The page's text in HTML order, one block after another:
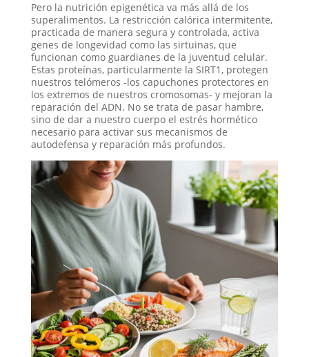
Pero la nutrición epigenética va más allá de los
superalimentos. La restricción calórica intermitente,
practicada de manera segura y controlada, activa
genes de longevidad como las sirtuinas, que
funcionan como guardianes de la juventud celular.
Estas proteínas, particularmente la SIRT1, protegen
nuestros telómeros -los capuchones protectores en
los extremos de nuestros cromosomas- y mejoran la
reparación del ADN. No se trata de pasar hambre,
sino de dar a nuestro cuerpo el estrés hormético
necesario para activar sus mecanismos de
autodefensa y reparación más profundos.